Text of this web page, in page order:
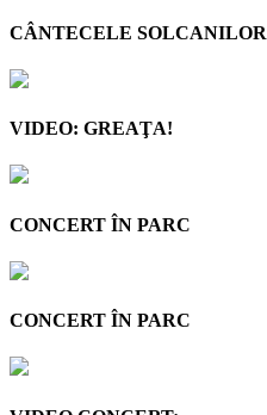
CÂNTECELE SOLCANILOR
VIDEO: GREAŢA!
CONCERT ÎN PARC
CONCERT ÎN PARC